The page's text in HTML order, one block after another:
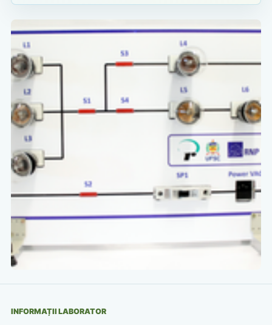
INFORMAȚII LABORATOR